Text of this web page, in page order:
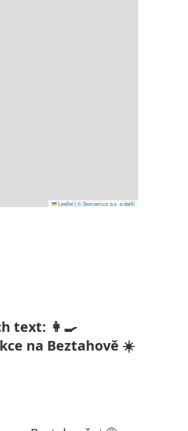
Leaflet|© Seznam.cz a.s. a další
text: 👩‍🍳
na Beztahově ☀️